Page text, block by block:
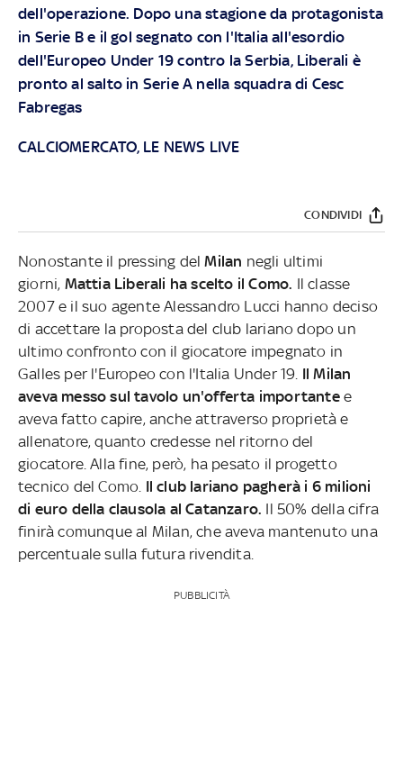
dell'operazione. Dopo una stagione da protagonista
in Serie B e il gol segnato con l'Italia all'esordio
dell'Europeo Under 19 contro la Serbia, Liberali è
pronto al salto in Serie A nella squadra di Cesc
Fabregas
CALCIOMERCATO, LE NEWS LIVE
CONDIVIDI
Nonostante il pressing delMilan negli ultimi
giorni, Mattia Liberali ha scelto il Como. Il classe
2007 e il suo agente Alessandro Lucci hanno deciso
di accettare la proposta del club lariano dopo un
ultimo confronto con il giocatore impegnato in
Galles per l'Europeo con l'Italia Under 19. Il Milan
aveva messo sul tavolo un'offerta importantee
aveva fatto capire, anche attraverso proprietà e
allenatore, quanto credesse nel ritorno del
giocatore. Alla fine, però, ha pesato il progetto
tecnico del Como. Il club lariano pagherà i 6 milioni
di euro della clausola al Catanzaro. Il 50% della cifra
finirà comunque al Milan, che aveva mantenuto una
percentuale sulla futura rivendita.
PUBBLICITÀ